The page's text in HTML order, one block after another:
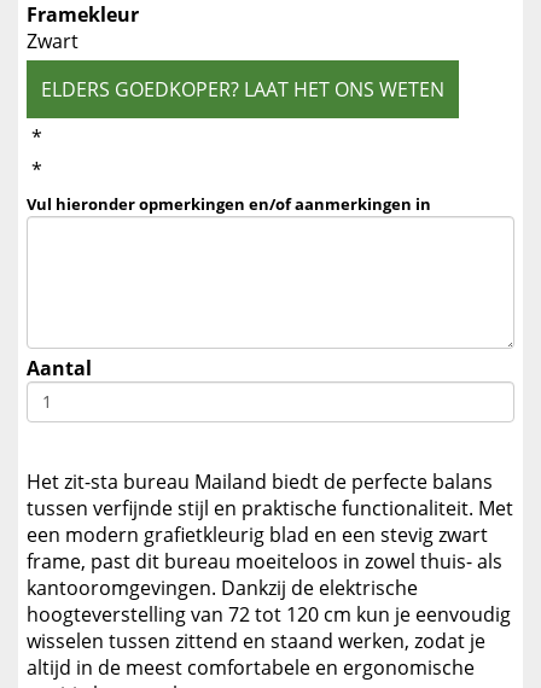
Framekleur
Zwart
ELDERS GOEDKOPER? LAAT HET ONS WETEN
*
*
Vul hieronder opmerkingen en/of aanmerkingen in
Aantal
Het zit-sta bureau Mailand biedt de perfecte balans
tussen verfijnde stijl en praktische functionaliteit. Met
een modern grafietkleurig blad en een stevig zwart
frame, past dit bureau moeiteloos in zowel thuis- als
kantooromgevingen. Dankzij de elektrische
hoogteverstelling van 72 tot 120 cm kun je eenvoudig
wisselen tussen zittend en staand werken, zodat je
altijd in de meest comfortabele en ergonomische